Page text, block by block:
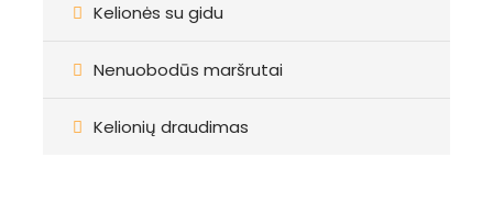
Kelionės su gidu
Nenuobodūs maršrutai
Kelionių draudimas